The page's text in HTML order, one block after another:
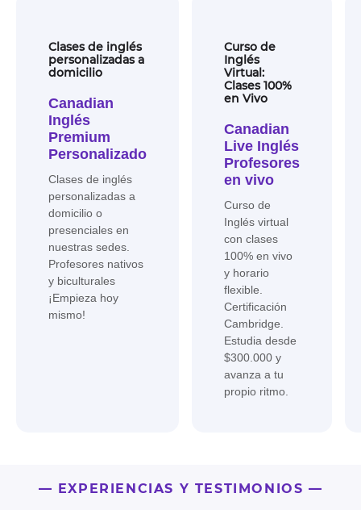
Clases de inglés
personalizadas a
domicilio
Canadian
Inglés
Premium
Personalizado
Clases de inglés
personalizadas a
domicilio o
presenciales en
nuestras sedes.
Profesores nativos
y biculturales
¡Empieza hoy
mismo!
Curso de
Inglés
Virtual:
Clases 100%
en Vivo
Canadian
Live Inglés
Profesores
en vivo
Curso de
Inglés virtual
con clases
100% en vivo
y horario
flexible.
Certificación
Cambridge.
Estudia desde
$300.000 y
avanza a tu
propio ritmo.
— EXPERIENCIAS Y TESTIMONIOS —